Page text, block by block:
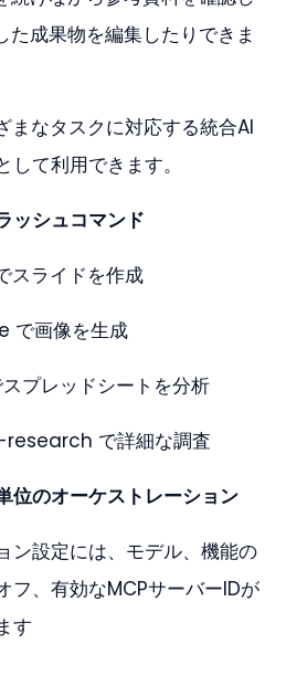
た成果物を編集したりできま
なタスクに対応する統合AI
して利用できます。
ッシュコマンド
スライドを作成
で画像を生成
プレッドシートを分析
で詳細な調査
位のオーケストレーション
ン設定には、モデル、機能の
フ、有効なMCPサーバーIDが
す